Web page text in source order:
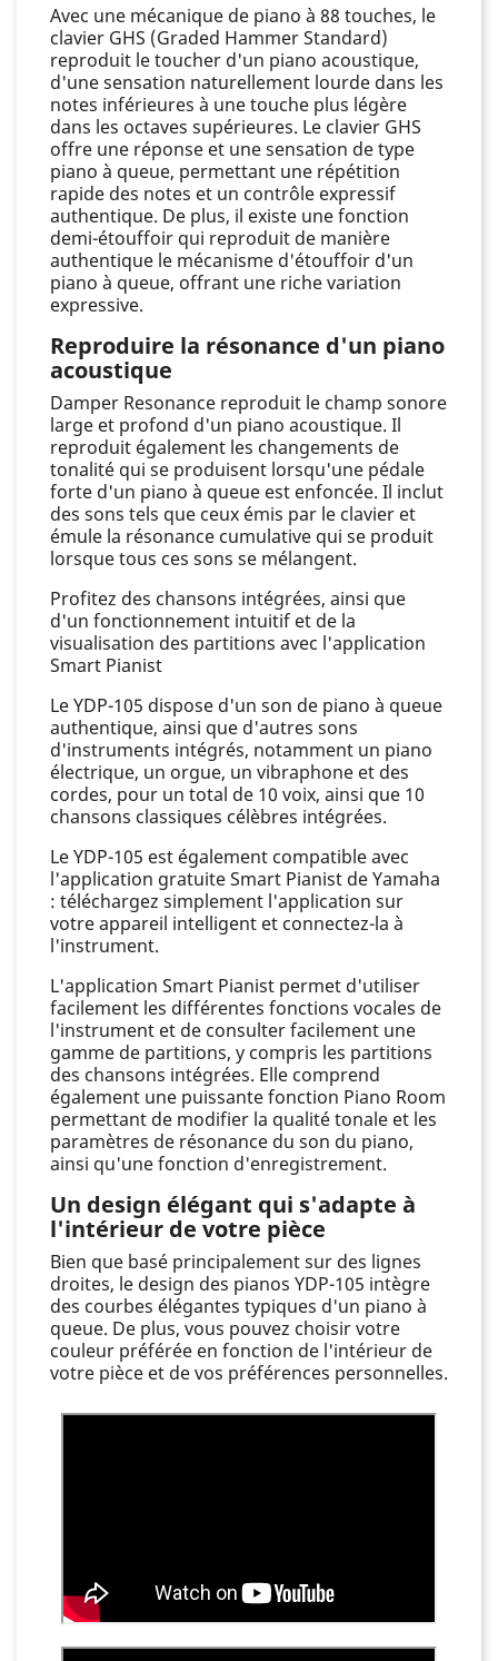
Avec une mécanique de piano à 88 touches, le
clavier GHS (Graded Hammer Standard)
reproduit le toucher d'un piano acoustique,
d'une sensation naturellement lourde dans les
notes inférieures à une touche plus légère
dans les octaves supérieures. Le clavier GHS
offre une réponse et une sensation de type
piano à queue, permettant une répétition
rapide des notes et un contrôle expressif
authentique. De plus, il existe une fonction
demi-étouffoir qui reproduit de manière
authentique le mécanisme d'étouffoir d'un
piano à queue, offrant une riche variation
expressive.
Reproduire la résonance d'un piano
acoustique
Damper Resonance reproduit le champ sonore
large et profond d'un piano acoustique. Il
reproduit également les changements de
tonalité qui se produisent lorsqu'une pédale
forte d'un piano à queue est enfoncée. Il inclut
des sons tels que ceux émis par le clavier et
émule la résonance cumulative qui se produit
lorsque tous ces sons se mélangent.
Profitez des chansons intégrées, ainsi que
d'un fonctionnement intuitif et de la
visualisation des partitions avec l'application
Smart Pianist
Le YDP-105 dispose d'un son de piano à queue
authentique, ainsi que d'autres sons
d'instruments intégrés, notamment un piano
électrique, un orgue, un vibraphone et des
cordes, pour un total de 10 voix, ainsi que 10
chansons classiques célèbres intégrées.
Le YDP-105 est également compatible avec
l'application gratuite Smart Pianist de Yamaha
: téléchargez simplement l'application sur
votre appareil intelligent et connectez-la à
l'instrument.
L'application Smart Pianist permet d'utiliser
facilement les différentes fonctions vocales de
l'instrument et de consulter facilement une
gamme de partitions, y compris les partitions
des chansons intégrées. Elle comprend
également une puissante fonction Piano Room
permettant de modifier la qualité tonale et les
paramètres de résonance du son du piano,
ainsi qu'une fonction d'enregistrement.
Un design élégant qui s'adapte à
l'intérieur de votre pièce
Bien que basé principalement sur des lignes
droites, le design des pianos YDP-105 intègre
des courbes élégantes typiques d'un piano à
queue. De plus, vous pouvez choisir votre
couleur préférée en fonction de l'intérieur de
votre pièce et de vos préférences personnelles.